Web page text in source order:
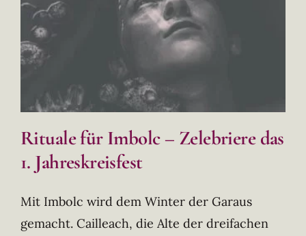
Rituale für Imbolc – Zelebriere das
1. Jahreskreisfest
Mit Imbolc wird dem Winter der Garaus
gemacht. Cailleach, die Alte der dreifachen